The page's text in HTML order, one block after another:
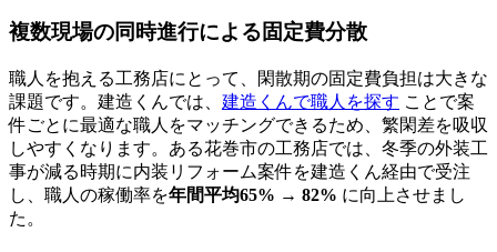
複数現場の同時進行による固定費分散
職人を抱える工務店にとって、閑散期の固定費負担は大きな
課題です。建造くんでは、 建造くんで職人を探す ことで案
件ごとに最適な職人をマッチングできるため、繁閑差を吸収
しやすくなります。ある花巻市の工務店では、冬季の外装工
事が減る時期に内装リフォーム案件を建造くん経由で受注
し、職人の稼働率を年間平均65% → 82% に向上させまし
た。